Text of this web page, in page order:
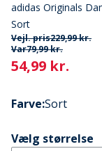
adidas Originals
Sort
Vejl. pris229,99 kr.
Var79,99 kr.
Current
54,99 kr.
Farve:Sort
Vælg størrelse